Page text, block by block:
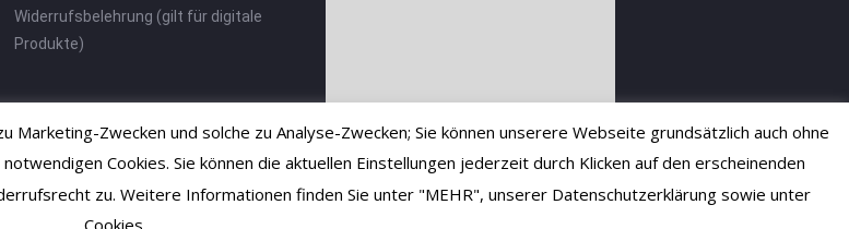
Widerrufsbelehrung (gilt für digitale
Produkte)
Zwecken und solche zu Analyse-Zwecken; Sie können unserere Webseite grundsätzlich auch ohne
Cookies. Sie können die aktuellen Einstellungen jederzeit durch Klicken auf den erscheinenden
zu. Weitere Informationen finden Sie unter "MEHR", unserer Datenschutzerklärung sowie unter
Cookies.